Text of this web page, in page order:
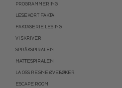
PROGRAMMERING
LESEKORT FAKTA
FAKTASERIE LESING
VI SKRIVER
SPRÅKSPIRALEN
MATTESPIRALEN
LA OSS REGNE ØVEBØKER
ESCAPE ROOM